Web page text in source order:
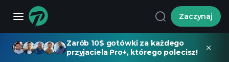
Zaczynaj
Zarób 10$ gotówki za każdego
przyjaciela Pro+, którego polecisz!